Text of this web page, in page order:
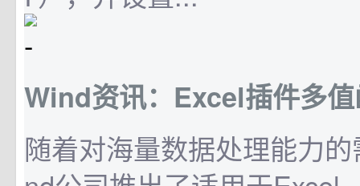
Wind资讯：Excel插件多
随着对海量数据处理能力